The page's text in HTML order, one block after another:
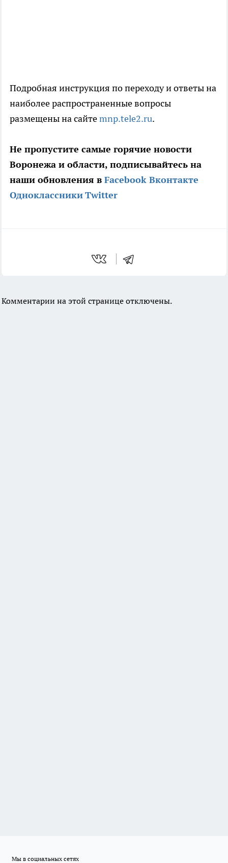
Подробная инструкция по переходу и ответы на
наиболее распространенные вопросы
размещены на сайтеmnp.tele2.ru.
Не пропустите самые горячие новости
Воронежа и области, подписывайтесь на
наши обновления в Facebook Вконтакте
ОдноклассникиTwitter
Комментарии на этой странице отключены.
Мы в социальных сетях